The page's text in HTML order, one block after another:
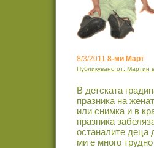
8/3/2011 8-ми Март
Публикувано от: Мартин
В детската
празника на
или снимка и в
празника
останалите деца
ми е много